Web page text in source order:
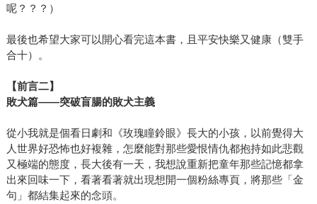
呢？？？）
最後也希望大家可以開心看完這本書，且平安快樂又健康（雙手
合十）。
【前言二】
敗犬篇——突破盲腸的敗犬主義
從小我就是個看日劇和《玫瑰瞳鈴眼》長大的小孩，以前覺得大
人世界好恐怖也好複雜，怎麼能對那些愛恨情仇都抱持如此悲觀
又極端的態度，長大後有一天，我想說重新把童年那些記憶都拿
出來回味一下，看著看著就出現想開一個粉絲專頁，將那些「金
句」都結集起來的念頭。